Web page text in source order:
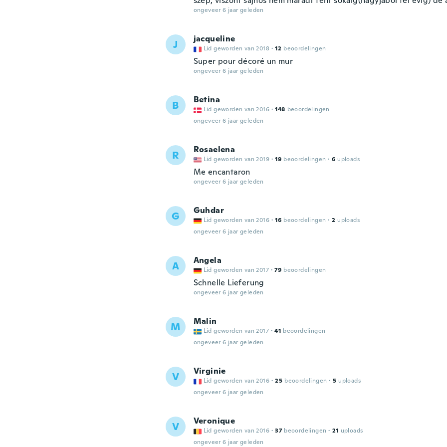
ongeveer 6 jaar geleden
J jacqueline
Lid geworden van 2018 · 12 beoordelingen
Super pour décoré un mur
ongeveer 6 jaar geleden
B Betina
Lid geworden van 2016 · 148 beoordelingen
ongeveer 6 jaar geleden
R Rosaelena
Lid geworden van 2019 · 19 beoordelingen · 6 uploads
Me encantaron
ongeveer 6 jaar geleden
G Guhdar
Lid geworden van 2016 · 16 beoordelingen · 2 uploads
ongeveer 6 jaar geleden
A Angela
Lid geworden van 2017 · 79 beoordelingen
Schnelle Lieferung
ongeveer 6 jaar geleden
M Malin
Lid geworden van 2017 · 41 beoordelingen
ongeveer 6 jaar geleden
V Virginie
Lid geworden van 2016 · 25 beoordelingen · 5 uploads
ongeveer 6 jaar geleden
V Veronique
Lid geworden van 2016 · 37 beoordelingen · 21 uploads
ongeveer 6 jaar geleden